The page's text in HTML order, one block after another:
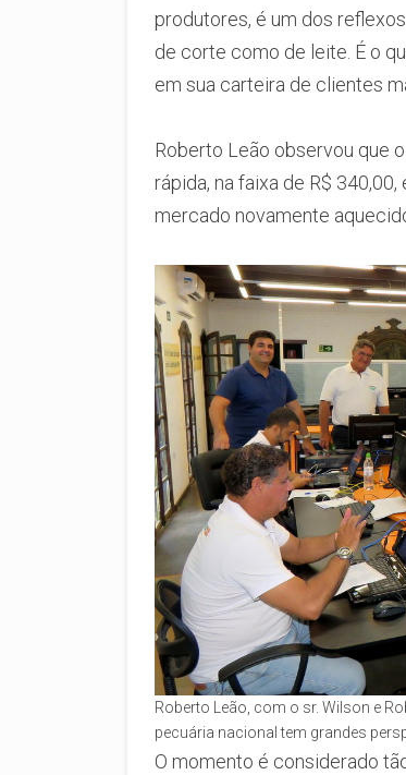
produtores, é um dos
de corte como de leite. É o
em sua carteira de clientes
Roberto Leão observou que
rápida, na faixa de R$
mercado novamente
Roberto Leão, com o sr. Wilson e
pecuária nacional tem grandes
O momento é considerado